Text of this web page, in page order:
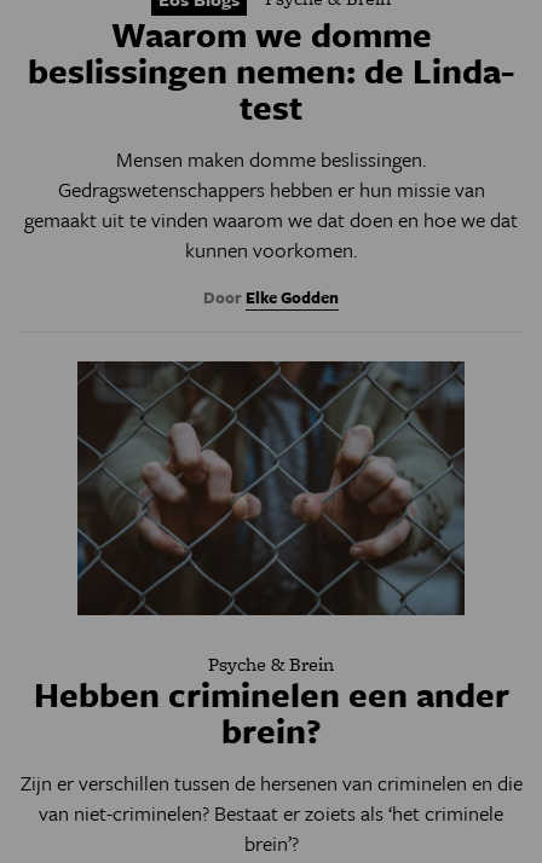
Waarom we domme
beslissingen nemen: de Linda-
test
Mensen maken domme beslissingen.
Gedragswetenschappers hebben er hun missie van
gemaakt uit te vinden waarom we dat doen en hoe we dat
kunnen voorkomen.
Door Elke Godden
Psyche & Brein
Hebben criminelen een ander
brein?
Zijn er verschillen tussen de hersenen van criminelen en die
van niet-criminelen? Bestaat er zoiets als ‘het criminele
brein’?